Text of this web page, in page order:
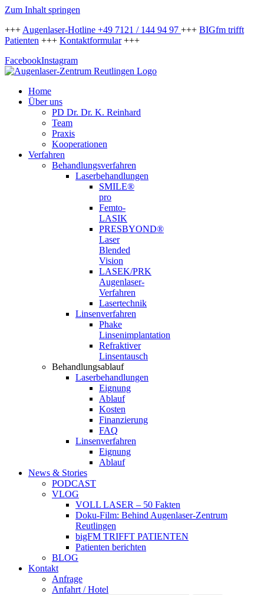
Zum Inhalt springen
+++ Augenlaser-Hotline +49 7121 / 144 94 97 +++ BIGfm trifft
Patienten +++ Kontaktformular+++
FacebookInstagram
Home
Über uns
PD Dr. Dr. K. Reinhard
Team
Praxis
Kooperationen
Verfahren
Behandlungsverfahren
Laserbehandlungen
SMILE®
pro
Femto-
LASIK
PRESBYOND®
Laser
Blended
Vision
LASEK/PRK
Augenlaser-
Verfahren
Lasertechnik
Linsenverfahren
Phake
Linsenimplantation
Refraktiver
Linsentausch
Behandlungsablauf
Laserbehandlungen
Eignung
Ablauf
Kosten
Finanzierung
FAQ
Linsenverfahren
Eignung
Ablauf
News & Stories
PODCAST
VLOG
VOLL LASER – 50 Fakten
Doku-Film: Behind Augenlaser-Zentrum
Reutlingen
bigFM TRIFFT PATIENTEN
Patienten berichten
BLOG
Kontakt
Anfrage
Anfahrt / Hotel